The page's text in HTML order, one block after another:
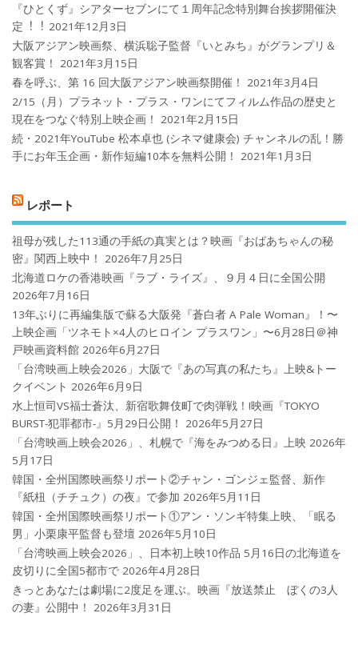
『ひとくず』シアターセブンにて１周年記念特別舞台挨拶開催決
定︕︕ 2021年12月3日
大阪アジアン映画祭、横浜聡子監督『いとみち』がグランプリ＆
観客賞！
2021年3月15日
春を呼ぶ、第 16 回大阪アジアン映画祭開催！
2021年3月4日
2/15（月）プラネット・プラス・ワンにてフィルム作品の歴史と
現在をつなぐ特別上映企画！
2021年2月15日
続・2021年YouTube 松本卓也 (シネマ健康会) チャンネルの乱！勝
手にお年玉企画・新作短編10本を無料公開！
2021年1月3日
レポート
祖母が残した113通の手紙の真実とは？映画『おばあちゃんの秘
密』関西上映中！
2026年7月25日
北海道ロケの香港映画『ラブ・ライズ』、９月４日に全国公開
2026年7月16日
13年ぶりに再編集版で蘇る大阪発『蒼白者 A Pale Woman』！〜
上映企画「ツネモト×4人のヒロイン プラスワン」〜6月28日＠神
戸映画資料館 2026年6月27日
「台湾映画上映会2026」大阪で『あの写真の私たち』上映&トー
クイベント 2026年6月9日
水上恒司VS福士蒼汰、新宿歌舞伎町で肉弾戦！!映画『TOKYO
BURST-犯罪都市-』5月29日公開！
2026年5月27日
「台湾映画上映会2026」、札幌で『海をみつめる日』上映 2026年
5月17日
韓国・全州国際映画祭リポート②チャン・ゴンジェ監督、新作
『紙杻（チチュク）の夜』で参加 2026年5月11日
韓国・全州国際映画祭リポート①アン・ソンギ特集上映、「眠る
男」小栗康平監督も登壇 2026年5月10日
「台湾映画上映会2026」、日本初上映10作品 5月16日の北海道を
皮切りに全国5都市で 2026年4月28日
きっとあなたは劇場に2度足を運ぶ。映画『放送禁止 ぼくの3人
の妻』公開中！
2026年3月31日